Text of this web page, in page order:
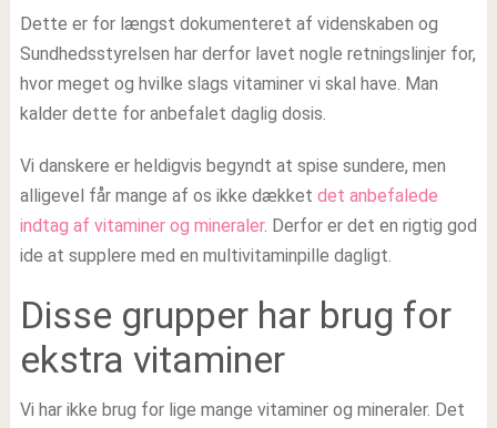
Dette er for længst dokumenteret af videnskaben og
Sundhedsstyrelsen har derfor lavet nogle retningslinjer for,
hvor meget og hvilke slags vitaminer vi skal have. Man
kalder dette for anbefalet daglig dosis.
Vi danskere er heldigvis begyndt at spise sundere, men
alligevel får mange af os ikke dækket det anbefalede
indtag af vitaminer og mineraler. Derfor er det en rigtig god
ide at supplere med en multivitaminpille dagligt.
Disse grupper har brug for
ekstra vitaminer
Vi har ikke brug for lige mange vitaminer og mineraler. Det